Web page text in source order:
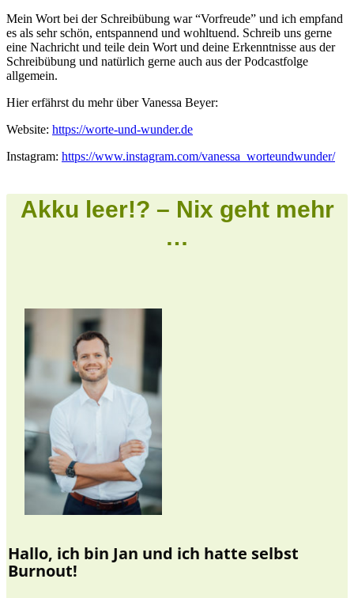
Mein Wort bei der Schreibübung war “Vorfreude” und ich empfand
es als sehr schön, entspannend und wohltuend. Schreib uns gerne
eine Nachricht und teile dein Wort und deine Erkenntnisse aus der
Schreibübung und natürlich gerne auch aus der Podcastfolge
allgemein.
Hier erfährst du mehr über Vanessa Beyer:
Website: https://worte-und-wunder.de
Instagram: https://www.instagram.com/vanessa_worteundwunder/
Akku leer!? – Nix geht mehr
…
Hallo, ich bin Jan und ich hatte selbst
Burnout!